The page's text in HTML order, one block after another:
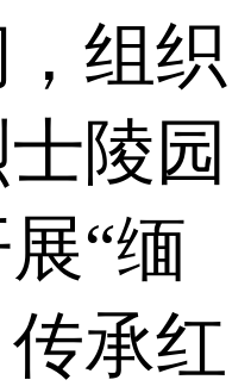
组织
陵园
“缅
承红